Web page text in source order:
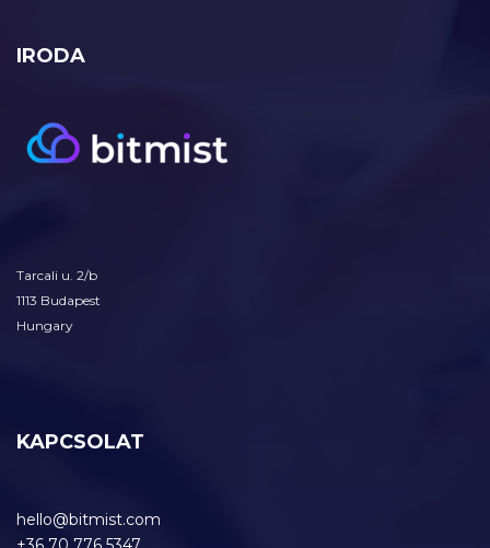
IRODA
Tarcali u. 2/b
1113 Budapest
Hungary
KAPCSOLAT
hello@bitmist.com